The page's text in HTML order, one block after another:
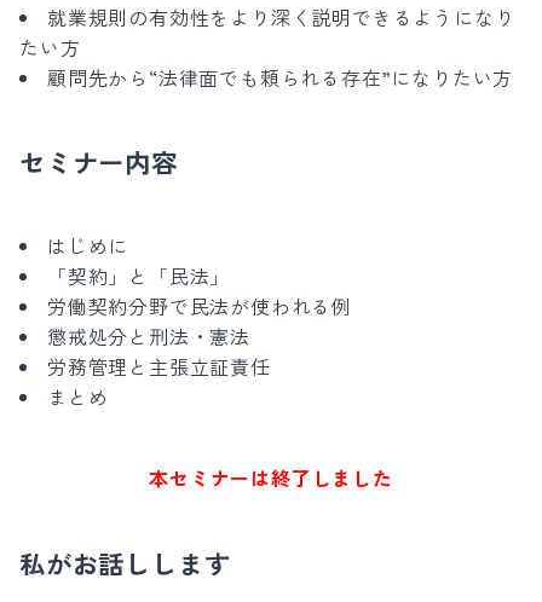
就業規則の有効性をより深く説明できるようになり
たい方
顧問先から“法律面でも頼られる存在”になりたい方
セミナー内容
はじめに
「契約」と「民法」
労働契約分野で民法が使われる例
懲戒処分と刑法・憲法
労務管理と主張立証責任
まとめ
本セミナーは終了しました
私がお話しします